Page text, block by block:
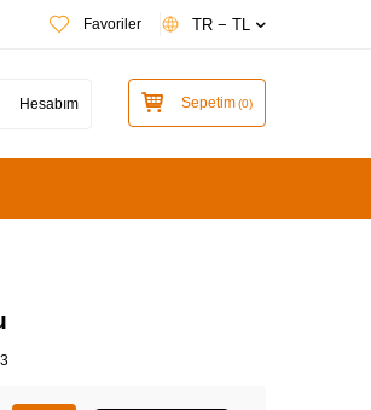
Favoriler TR − TL
Hesabım Sepetim(0)